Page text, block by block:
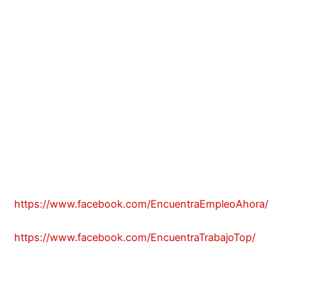
https://www.facebook.com/EncuentraEmpleoAhora/
https://www.facebook.com/EncuentraTrabajoTop/